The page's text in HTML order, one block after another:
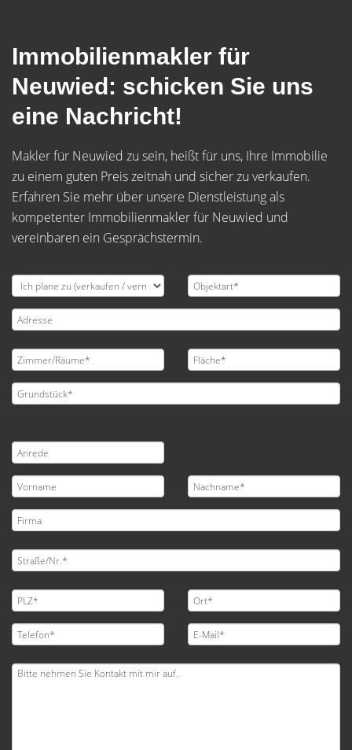
Immobilienmakler für
Neuwied: schicken Sie uns
eine Nachricht!
Makler für Neuwied zu sein, heißt für uns, Ihre Immobilie
zu einem guten Preis zeitnah und sicher zu verkaufen.
Erfahren Sie mehr über unsere Dienstleistung als
kompetenter Immobilienmakler für Neuwied und
vereinbaren ein Gesprächstermin.